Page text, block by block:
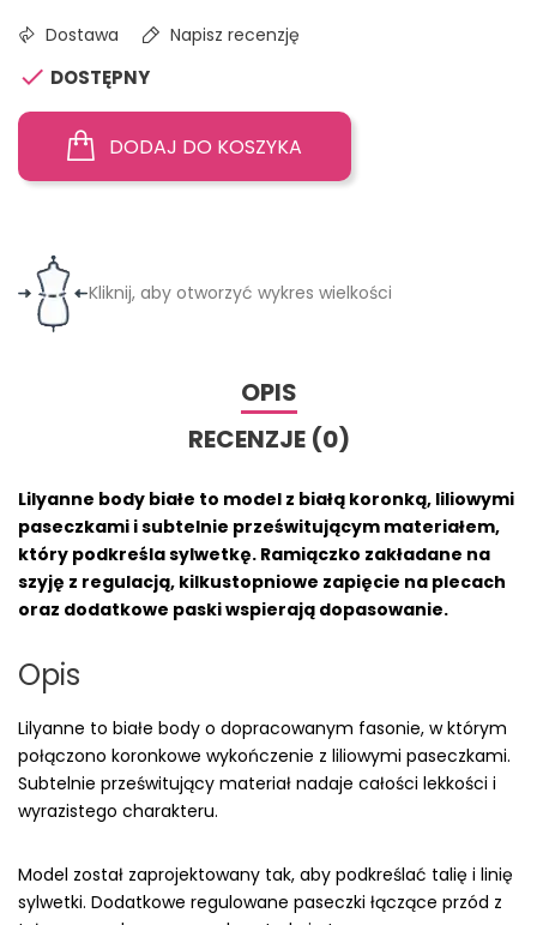
Dostawa Napisz recenzję
 DOSTĘPNY
DODAJ DO KOSZYKA
Kliknij, aby otworzyć wykres wielkości
OPIS
RECENZJE (0)
Lilyanne body białe to model z białą koronką, liliowymi
paseczkami i subtelnie prześwitującym materiałem,
który podkreśla sylwetkę. Ramiączko zakładane na
szyję z regulacją, kilkustopniowe zapięcie na plecach
oraz dodatkowe paski wspierają dopasowanie.
Opis
Lilyanne to białe body o dopracowanym fasonie, w którym
połączono koronkowe wykończenie z liliowymi paseczkami.
Subtelnie prześwitujący materiał nadaje całości lekkości i
wyrazistego charakteru.
Model został zaprojektowany tak, aby podkreślać talię i linię
sylwetki. Dodatkowe regulowane paseczki łączące przód z